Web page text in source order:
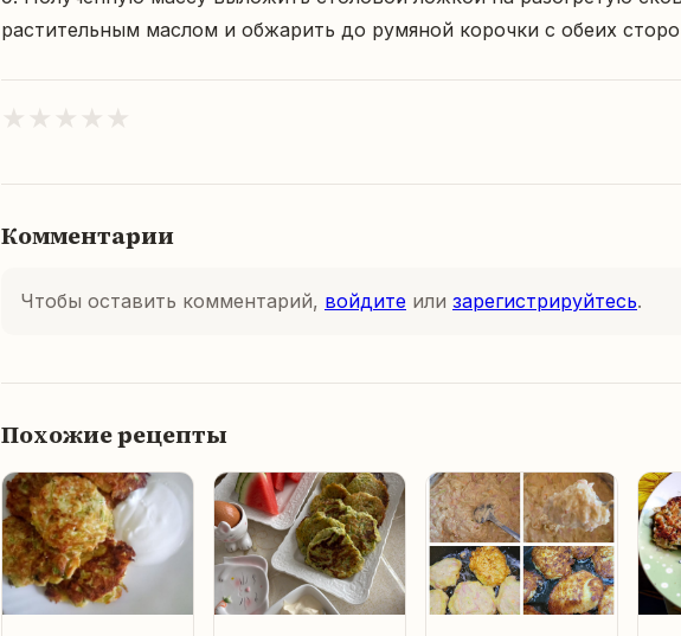
растительным маслом и обжарить до румяной корочки с обеих
★ ★ ★ ★ ★
Комментарии
Чтобы оставить комментарий, войдите или зарегистрируйтесь.
Похожие рецепты